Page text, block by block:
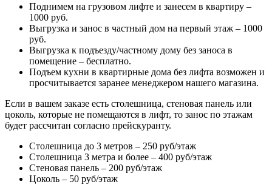
Поднимем на грузовом лифте и занесем в квартиру –
1000 руб.
Выгрузка и занос в частный дом на первый этаж – 1000
руб.
Выгрузка к подъезду/частному дому без заноса в
помещение – бесплатно.
Подъем кухни в квартирные дома без лифта возможен и
просчитывается заранее менеджером нашего магазина.
Если в вашем заказе есть столешница, стеновая панель или
цоколь, которые не помещаются в лифт, то занос по этажам
будет рассчитан согласно прейскуранту.
Столешница до 3 метров – 250 руб/этаж
Столешница 3 метра и более – 400 руб/этаж
Стеновая панель – 200 руб/этаж
Цоколь – 50 руб/этаж